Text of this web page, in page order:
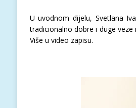
U uvodnom dijelu, Svetlana
tradicionalno dobre i duge veze
Više u video zapisu.